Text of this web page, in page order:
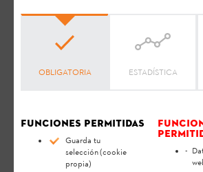
STIHL connected
atentamente elmanual de instrucciones. El
instrucciones contiene indicaciones de
utilizar su producto STIHL de una forma
para una larga vida útil.
OBLIGATORIA ESTADÍSTICA
Funciones permitidas
Guarda tu
selección(cookie
propia)